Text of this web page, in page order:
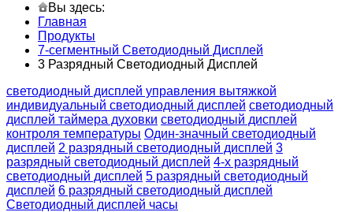
Вы здесь:
Главная
Продукты
7-сегментный Светодиодный Дисплей
3 Разрядный Светодиодный Дисплей
светодиодный дисплей управления вытяжкой
индивидуальный светодиодный дисплей светодиодный
дисплей таймера духовки светодиодный дисплей
контроля температуры Один-значный светодиодный
дисплей 2 разрядный светодиодный дисплей 3
разрядный светодиодный дисплей 4-х разрядный
светодиодный дисплей 5 разрядный светодиодный
дисплей 6 разрядный светодиодный дисплей
Светодиодный дисплей часы